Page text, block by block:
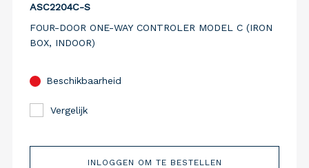
ASC2204C-S
FOUR-DOOR ONE-WAY CONTROLER MODEL C (IRON
BOX, INDOOR)
Beschikbaarheid
Vergelijk
INLOGGEN OM TE BESTELLEN